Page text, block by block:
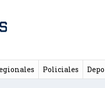
Policiales